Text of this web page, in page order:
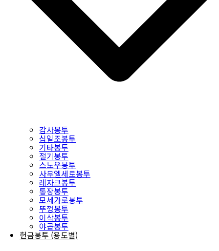
감사봉투
십일조봉투
기타봉투
절기봉투
스노우봉투
사무엘세로봉투
레자크봉투
통장봉투
모세가로봉투
뚜껑봉투
이삭봉투
야곱봉투
헌금봉투 (용도별)